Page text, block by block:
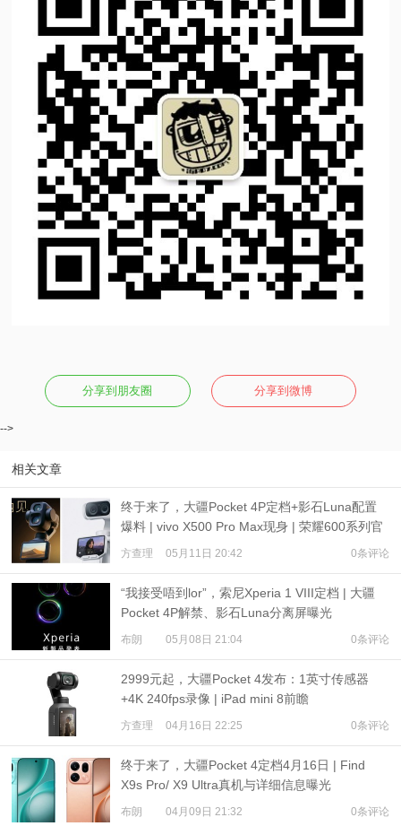
分享到朋友圈 分享到微博
-->
相关文章
终于来了，大疆Pocket 4P定档+影石Luna配置
爆料 | vivo X500 Pro Max现身 | 荣耀600系列官
宣 ：肖战代言
方查理 05月11日 20:42 0条评论
“我接受唔到lor”，索尼Xperia 1 VIII定档 | 大疆
Pocket 4P解禁、影石Luna分离屏曝光
布朗 05月08日 21:04 0条评论
2999元起，大疆Pocket 4发布：1英寸传感器
+4K 240fps录像 | iPad mini 8前瞻
方查理 04月16日 22:25 0条评论
终于来了，大疆Pocket 4定档4月16日 | Find
X9s Pro/ X9 Ultra真机与详细信息曝光
布朗 04月09日 21:32 0条评论